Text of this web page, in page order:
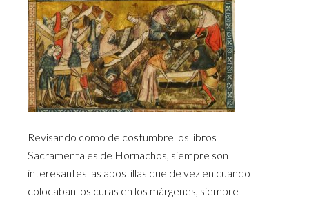
Revisando como de costumbre los libros
Sacramentales de Hornachos, siempre son
interesantes las apostillas que de vez en cuando
colocaban los curas en los márgenes, siempre